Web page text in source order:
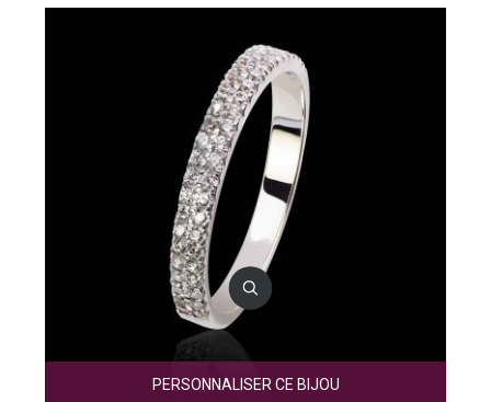
PERSONNALISER CE BIJOU